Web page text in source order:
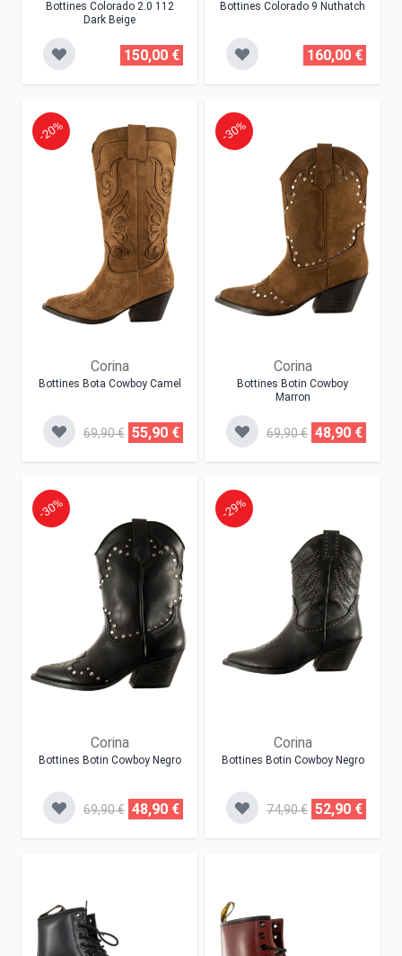
Bottines Colorado 2.0 112
Dark Beige
150,00 €
Bottines Colorado 9 Nuthatch
160,00 €
Corina
Bottines Bota Cowboy Camel
-20%
69,90 € 55,90 €
Corina
Bottines Botin Cowboy
Marron
-30%
69,90 € 48,90 €
Corina
Bottines Botin Cowboy Negro
-30%
69,90 € 48,90 €
Corina
Bottines Botin Cowboy Negro
-29%
74,90 € 52,90 €